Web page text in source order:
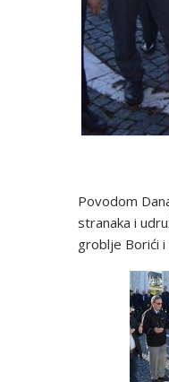
Povodom
stranaka i
groblje Borići i